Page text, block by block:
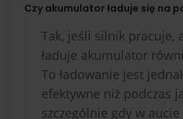
Czy akumulator ładuje się na
Tak, jeśli silnik pracuje,
ładuje akumulator
To ładowanie jest
efektywne niż podczas
szczególnie gdy w aucie